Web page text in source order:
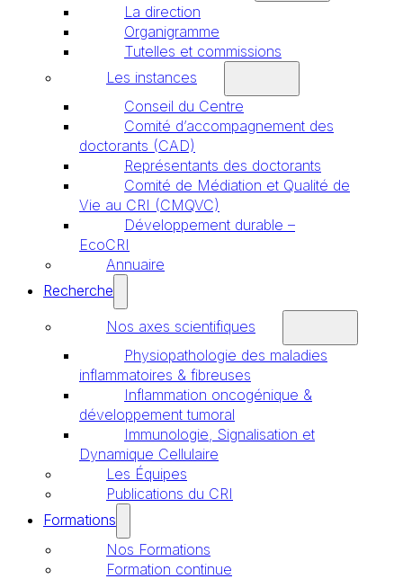
La direction
Organigramme
Tutelles et commissions
Les instances
Conseil du Centre
Comité d’accompagnement des
doctorants (CAD)
Représentants des doctorants
Comité de Médiation et Qualité de
Vie au CRI (CMQVC)
Développement durable –
EcoCRI
Annuaire
Recherche
Nos axes scientifiques
Physiopathologie des maladies
inflammatoires & fibreuses
Inflammation oncogénique &
développement tumoral
Immunologie, Signalisation et
Dynamique Cellulaire
Les Équipes
Publications du CRI
Formations
Nos Formations
Formation continue